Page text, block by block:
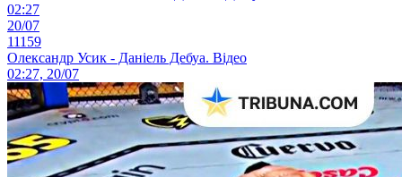
02:27
20/07
11159
Олександр Усик - Даніель Дебуа. Відео
02:27, 20/07